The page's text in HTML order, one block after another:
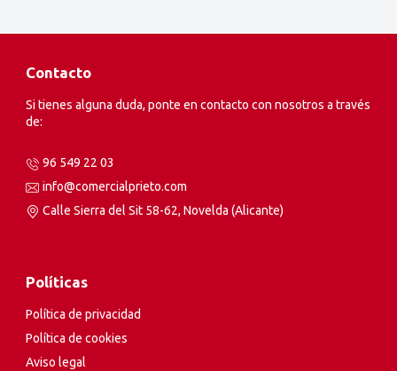
Contacto
Si tienes alguna duda, ponte en contacto con nosotros a través
de:
96 549 22 03
info@comercialprieto.com
Calle Sierra del Sit 58-62, Novelda (Alicante)
Políticas
Política de privacidad
Política de cookies
Aviso legal